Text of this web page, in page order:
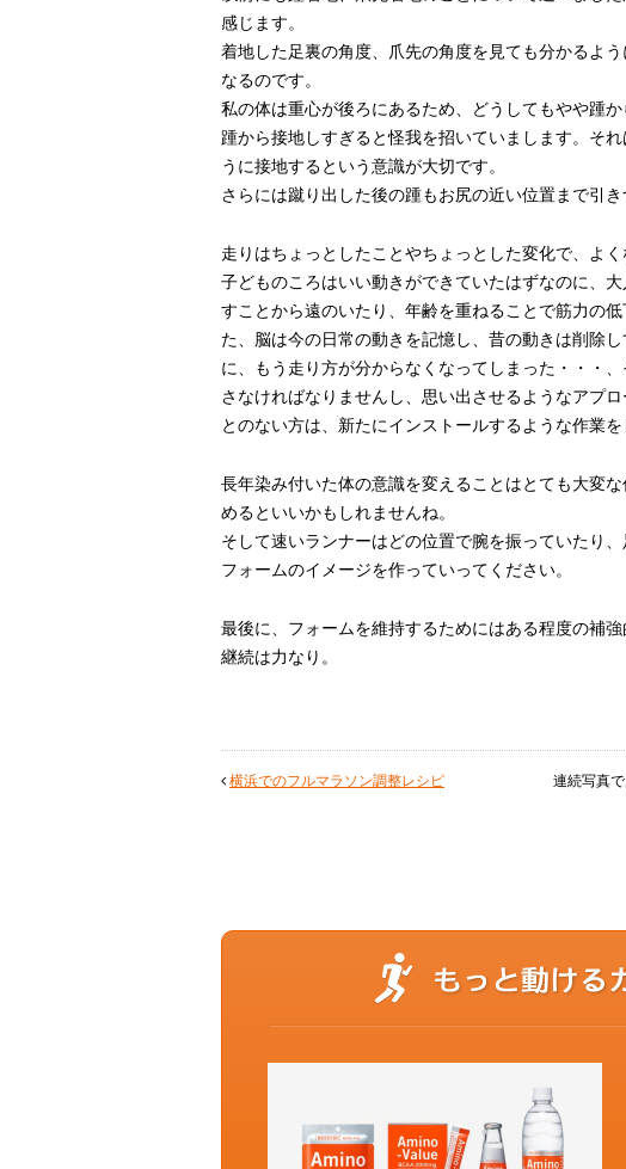
感じます。
着地した足裏の角度、爪先の角度を見ても分かるよ
なるのです。
私の体は重心が後ろにあるため、どうしてもやや踵
踵から接地しすぎると怪我を招いていまします。そ
うに接地するという意識が大切です。
さらには蹴り出した後の踵もお尻の近い位置まで引き
走りはちょっとしたことやちょっとした変化で、よ
子どものころはいい動きができていたはずなのに、
すことから遠のいたり、年齢を重ねることで筋力の
た、脳は今の日常の動きを記憶し、昔の動きは削除
に、もう走り方が分からなくなってしまった・・・
さなければなりませんし、思い出させるようなアプ
とのない方は、新たにインストールするような作業を
長年染み付いた体の意識を変えることはとても大変
めるといいかもしれませんね。
そして速いランナーはどの位置で腕を振っていたり
フォームのイメージを作っていってください。
最後に、フォームを維持するためにはある程度の補
継続は力なり。
連続写真
横浜でのフルマラソン調整レシピ